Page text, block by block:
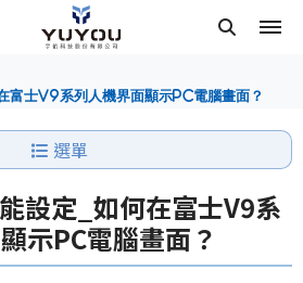
富士V9系列人機界面顯示PC電腦畫面？
選單
設定_如何在富士V9系
示PC電腦畫面？